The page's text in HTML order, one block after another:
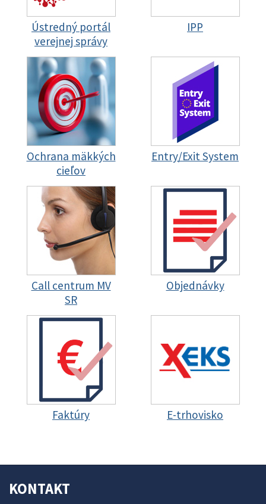
Ústredný portál
verejnej správy
IPP
Ochrana mäkkých
cieľov
Entry/Exit System
Call centrum MV
SR
Objednávky
Faktúry E-trhovisko
KONTAKT